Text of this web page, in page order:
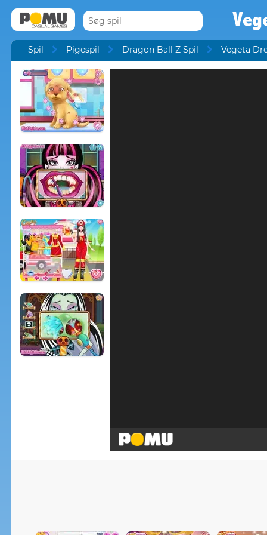
Spil Pigespil Dragon Ball Z Spil Vegeta